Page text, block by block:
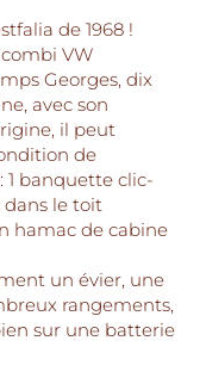
de 1968 !
VW
Georges, dix
avec son
il peut
de
1 banquette clic-
dans le toit
hamac de cabine
un évier, une
rangements,
sur une batterie